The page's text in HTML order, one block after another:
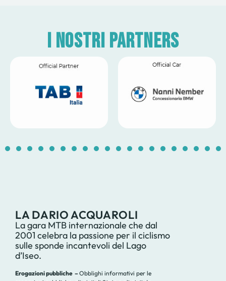
I nostri partners
1 2 3 4 5 6 7 8 9 10 11 12 13 14
LA DARIO ACQUAROLI
La gara MTB internazionale che dal
2001 celebra la passione per il ciclismo
sulle sponde incantevoli del Lago
d’Iseo.
Erogazioni pubbliche –Obblighi informativi per le